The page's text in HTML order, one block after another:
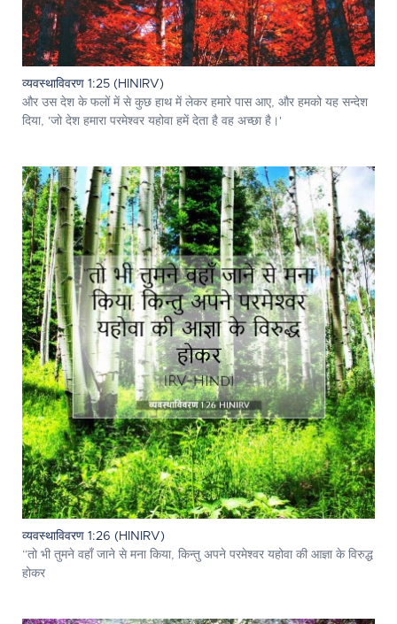
व्यवस्थाविवरण 1:25 (HINIRV)
और उस देश के फलों में से कुछ हाथ में लेकर हमारे पास आए, और हमको यह सन्देश
दिया, 'जो देश हमारा परमेश्‍वर यहोवा हमें देता है वह अच्छा है।'
व्यवस्थाविवरण 1:26 (HINIRV)
“तो भी तुमने वहाँ जाने से मना किया, किन्तु अपने परमेश्‍वर यहोवा की आज्ञा के विरुद्ध
होकर